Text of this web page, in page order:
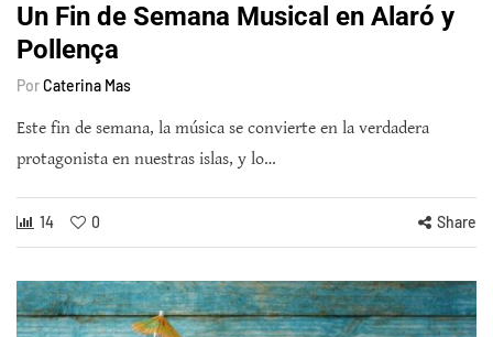
Un Fin de Semana Musical en Alaró y
Pollença
PorCaterina Mas
Este fin de semana, la música se convierte en la verdadera
protagonista en nuestras islas, y lo…
14 0 Share